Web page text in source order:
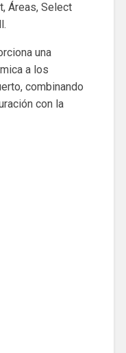
Áreas, Select
una
a los
combinando
con la